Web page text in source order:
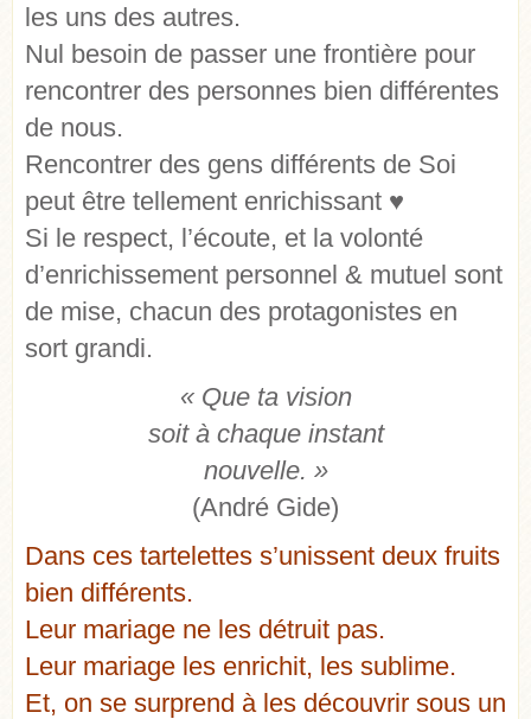
les uns des autres.
Nul besoin de passer une frontière pour
rencontrer des personnes bien différentes
de nous.
Rencontrer des gens différents de Soi
peut être tellement enrichissant ♥
Si le respect, l’écoute, et la volonté
d’enrichissement personnel & mutuel sont
de mise, chacun des protagonistes en
sort grandi.
« Que ta vision
soit à chaque instant
nouvelle. »
(André Gide)
Dans ces tartelettes s’unissent deux fruits
bien différents.
Leur mariage ne les détruit pas.
Leur mariage les enrichit, les sublime.
Et, on se surprend à les découvrir sous un